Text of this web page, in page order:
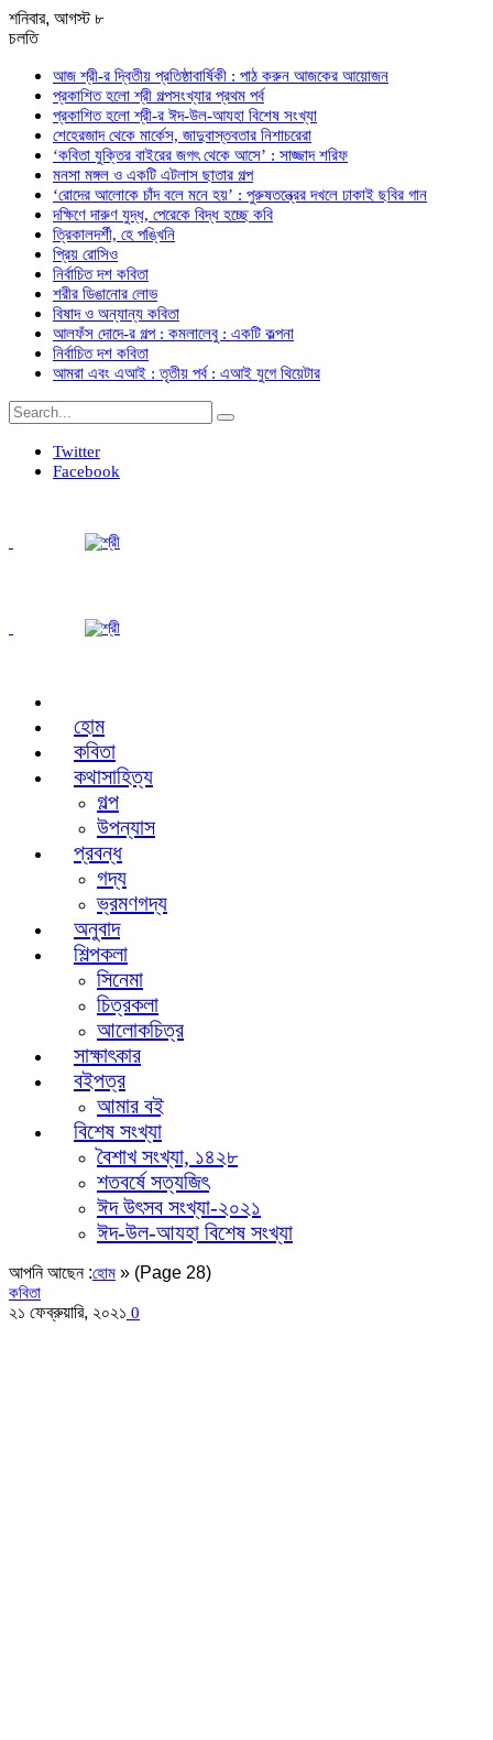
শনিবার, আগস্ট ৮
চলতি
আজ শ্রী-র দ্বিতীয় প্রতিষ্ঠাবার্ষিকী : পাঠ করুন আজকের আয়োজন
প্রকাশিত হলো শ্রী গল্পসংখ্যার প্রথম পর্ব
প্রকাশিত হলো শ্রী-র ঈদ-উল-আযহা বিশেষ সংখ্যা
শেহেরজাদ থেকে মার্কেস, জাদুবাস্তবতার নিশাচরেরা
‘কবিতা যুক্তির বাইরের জগৎ থেকে আসে’ : সাজ্জাদ শরিফ
মনসা মঙ্গল ও একটি এটলাস ছাতার গল্প
‘রোদের আলোকে চাঁদ বলে মনে হয়’ : পুরুষতন্ত্রের দখলে ঢাকাই ছবির গান
দক্ষিণে দারুণ যুদ্ধ, পেরেকে বিদ্ধ হচ্ছে কবি
ত্রিকালদর্শী, হে পঙ্খিনি
প্রিয় রোসিও
নির্বাচিত দশ কবিতা
শরীর ডিঙানোর লোভ
বিষাদ ও অন্যান্য কবিতা
আলফঁস দোদে-র গল্প : কমলালেবু : একটি কল্পনা
নির্বাচিত দশ কবিতা
আমরা এবং এআই : তৃতীয় পর্ব : এআই যুগে থিয়েটার
Twitter
Facebook
হোম
কবিতা
কথাসাহিত্য
গল্প
উপন্যাস
প্রবন্ধ
গদ্য
ভ্রমণগদ্য
অনুবাদ
শিল্পকলা
সিনেমা
চিত্রকলা
আলোকচিত্র
সাক্ষাৎকার
বইপত্র
আমার বই
বিশেষ সংখ্যা
বৈশাখ সংখ্যা, ১৪২৮
শতবর্ষে সত্যজিৎ
ঈদ উৎসব সংখ্যা-২০২১
ঈদ-উল-আযহা বিশেষ সংখ্যা
আপনি আছেন :হোম » (Page 28)
কবিতা
২১ ফেব্রুয়ারি, ২০২১ 0